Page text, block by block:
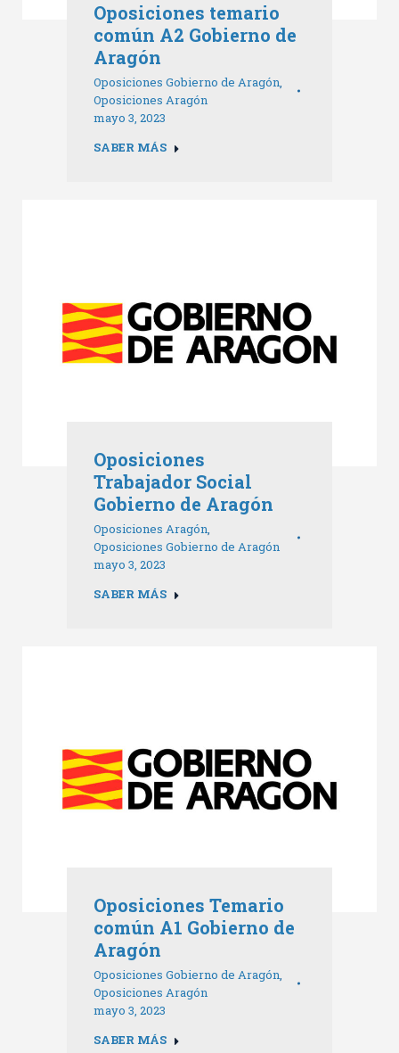
Oposiciones temario
común A2 Gobierno de
Aragón
Oposiciones Gobierno de Aragón,
Oposiciones Aragón
mayo 3, 2023
SABER MÁS
Oposiciones
Trabajador Social
Gobierno de Aragón
Oposiciones Aragón
Oposiciones Gobierno de Aragón
mayo 3, 2023
SABER MÁS
Oposiciones Temario
común A1 Gobierno de
Aragón
Oposiciones Gobierno de Aragón,
Oposiciones Aragón
mayo 3, 2023
SABER MÁS